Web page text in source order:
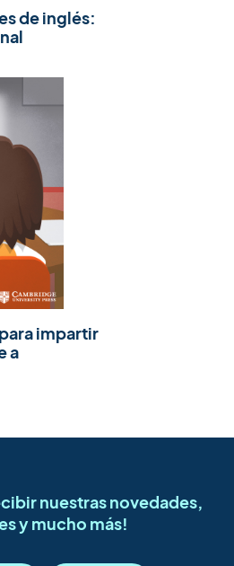
de inglés:
impartir
a
nuestras novedades,
y mucho más!